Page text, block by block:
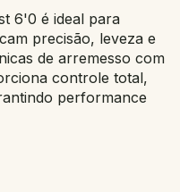
6'0 é ideal para
precisão, leveza e
de arremesso com
controle total,
performance